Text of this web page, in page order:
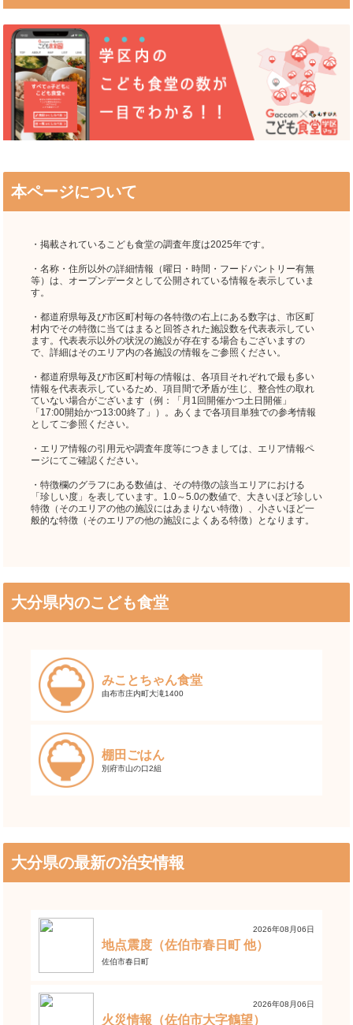
JR日豊本線(佐伯～鹿児島中央)
ゆふ高原線
JR日田彦山線
阿蘇高原線
本ページについて
・掲載されているこども食堂の調査年度は2025年です。
・名称・住所以外の詳細情報（曜日・時間・フードパントリー有無
等）は、オープンデータとして公開されている情報を表示していま
す。
・都道府県毎及び市区町村毎の各特徴の右上にある数字は、市区町
村内でその特徴に当てはまると回答された施設数を代表表示してい
ます。代表表示以外の状況の施設が存在する場合もございますの
で、詳細はそのエリア内の各施設の情報をご参照ください。
・都道府県毎及び市区町村毎の情報は、各項目それぞれで最も多い
情報を代表表示しているため、項目間で矛盾が生じ、整合性の取れ
ていない場合がございます（例：「月1回開催かつ土日開催」
「17:00開始かつ13:00終了」）。あくまで各項目単独での参考情報
としてご参照ください。
・エリア情報の引用元や調査年度等につきましては、エリア情報ペ
ージにてご確認ください。
・特徴欄のグラフにある数値は、その特徴の該当エリアにおける
「珍しい度」を表しています。1.0～5.0の数値で、大きいほど珍しい
特徴（そのエリアの他の施設にはあまりない特徴）、小さいほど一
般的な特徴（そのエリアの他の施設によくある特徴）となります。
大分県内のこども食堂
みことちゃん食堂
由布市庄内町大滝1400
棚田ごはん
別府市山の口2組
大分県の最新の治安情報
2026年08月06日
地点震度（佐伯市春日町 他）
佐伯市春日町
2026年08月06日
火災情報（佐伯市大字鶴望）